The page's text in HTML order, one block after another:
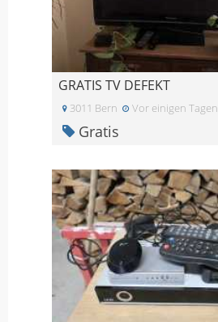
GRATIS TV DEFEKT
3011 Bern Vor einigen Tagen
Gratis